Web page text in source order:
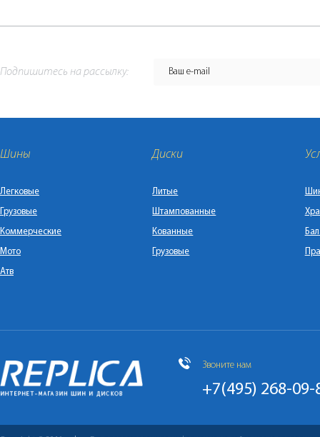
Подпишитесь на рассылку:
Шины
Легковые
Грузовые
Коммерческие
Мото
Атв
Диски
Литые
Штампованные
Кованные
Грузовые
Звоните нам
+7(495) 268-09-